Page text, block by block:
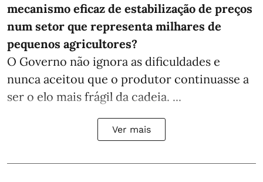
mecanismo eficaz de estabilização de preços
num setor que representa milhares de
pequenos agricultores?
O Governo não ignora as dificuldades e
nunca aceitou que o produtor continuasse a
ser o elo mais frágil da cadeia. ...
Ver mais